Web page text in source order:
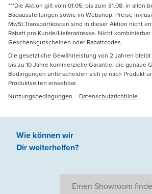
***Die Aktion gilt vom 01.05. bis zum 31.08. in allen
Badausstellungen sowie im Webshop. Preise
MwSt.Transportkosten sind in dieser Aktion nicht
Rabatt pro Kunde/Lieferadresse. Nicht
Geschenkgutscheinen oder Rabattcodes.
Die gesetzliche Gewährleistung von 2 Jahren
bis zu 10 Jahre kommerzielle Garantie, die genaue
Bedingungen unterscheiden sich je nach Produkt
Produktseiten einsehbar.
Nutzungsbedingungen – Datenschutzrichtlinie
Wie können wir
Dir weiterhelfen?
Einen Showroom